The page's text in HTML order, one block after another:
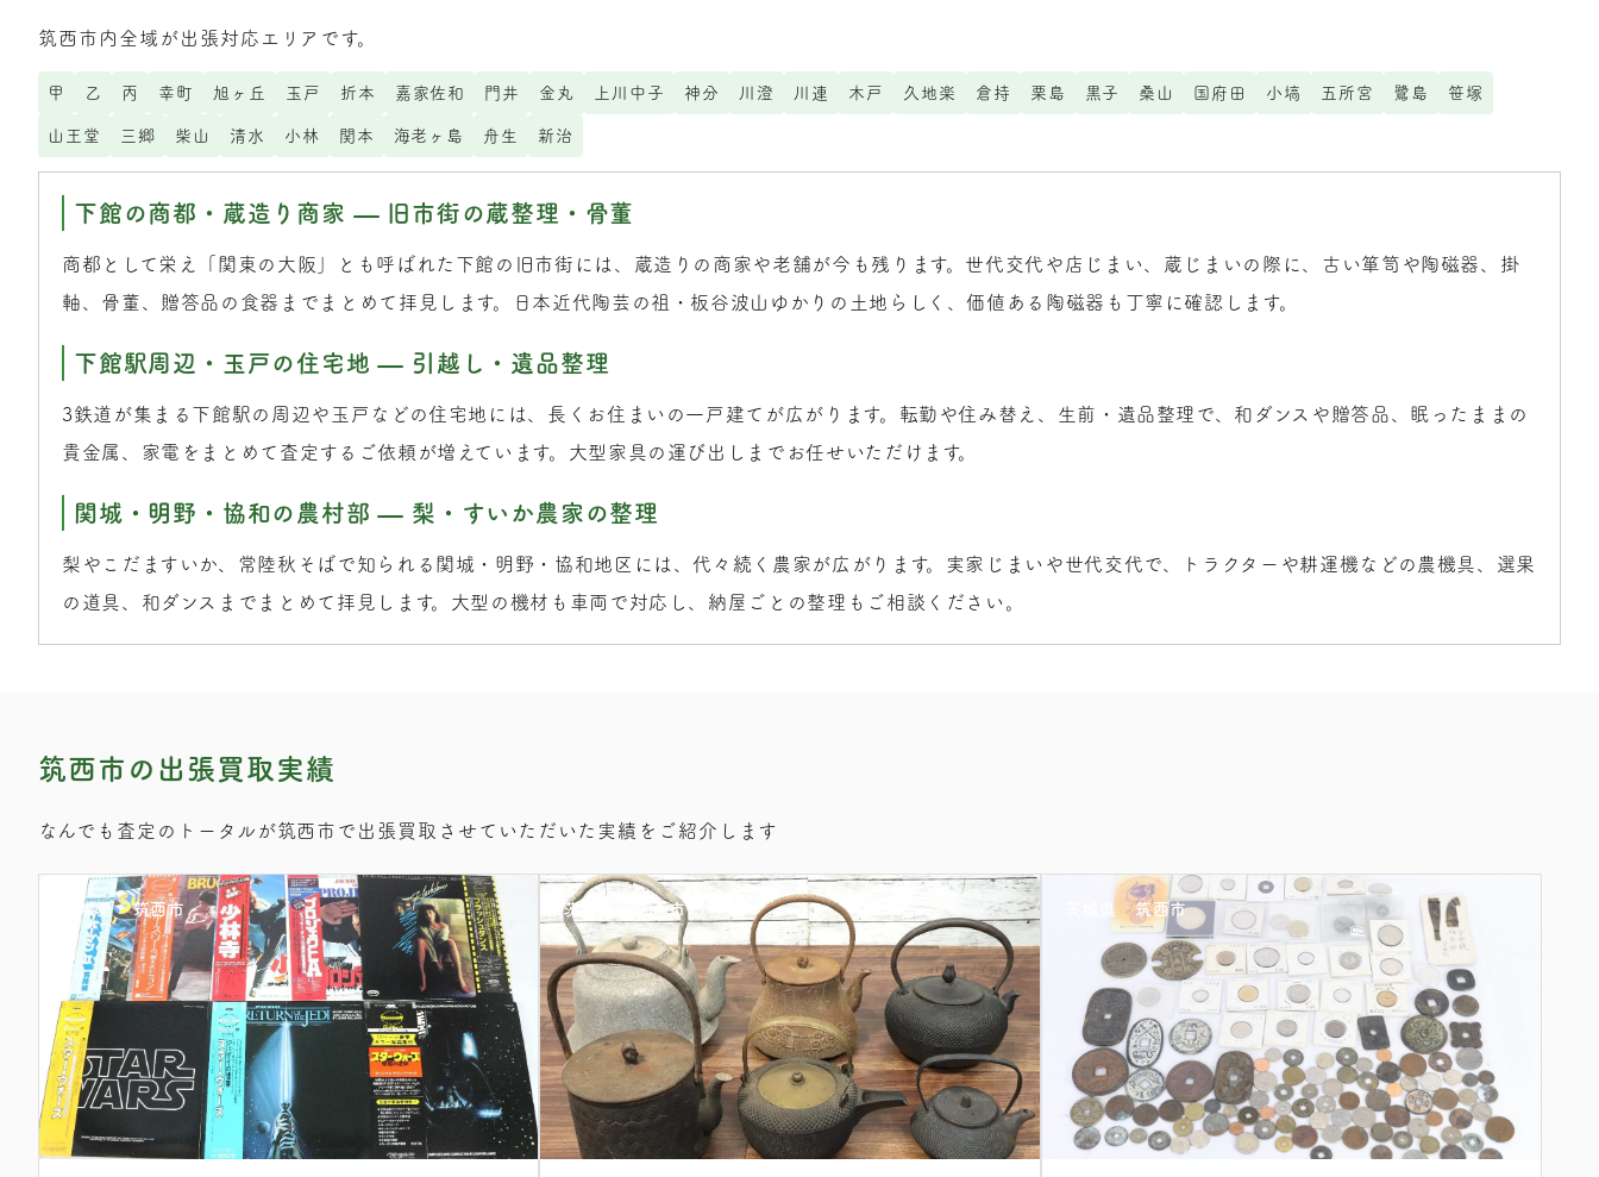
筑西市内全域が出張対応エリアです。
甲 乙 丙 幸町 旭ヶ丘 玉戸 折本 嘉家佐和 門井 金丸 上川中子 神分 川澄 川連 木戸 久地楽 倉持 栗島 黒子 桑山 国府田 小塙 五所宮 鷺島 笹塚
山王堂 三郷 柴山 清水 小林 関本 海老ヶ島 舟生 新治
下館の商都・蔵造り商家 — 旧市街の蔵整理・骨董
商都として栄え「関東の大阪」とも呼ばれた下館の旧市街には、蔵造りの商家や老舗が今も残ります。世代交代や店じまい、蔵じまいの際に、古い箪笥や陶磁器、掛
軸、骨董、贈答品の食器までまとめて拝見します。日本近代陶芸の祖・板谷波山ゆかりの土地らしく、価値ある陶磁器も丁寧に確認します。
下館駅周辺・玉戸の住宅地 — 引越し・遺品整理
3鉄道が集まる下館駅の周辺や玉戸などの住宅地には、長くお住まいの一戸建てが広がります。転勤や住み替え、生前・遺品整理で、和ダンスや贈答品、眠ったままの
貴金属、家電をまとめて査定するご依頼が増えています。大型家具の運び出しまでお任せいただけます。
関城・明野・協和の農村部 — 梨・すいか農家の整理
梨やこだますいか、常陸秋そばで知られる関城・明野・協和地区には、代々続く農家が広がります。実家じまいや世代交代で、トラクターや耕運機などの農機具、選果
の道具、和ダンスまでまとめて拝見します。大型の機材も車両で対応し、納屋ごとの整理もご相談ください。
筑西市の出張買取実績
なんでも査定のトータルが筑西市で出張買取させていただいた実績をご紹介します
茨城県 筑西市 茨城県 筑西市 茨城県 筑西市